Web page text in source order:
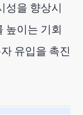
성을 향상시
높이는 기회
유입을 촉진